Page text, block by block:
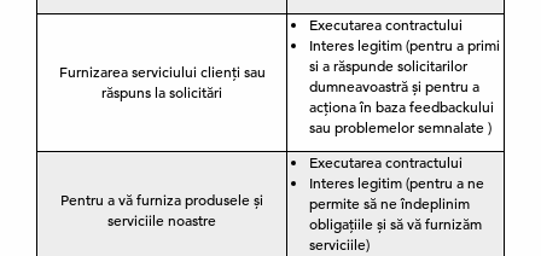
Furnizarea serviciului clienți sau
răspuns la solicitări
Executarea contractului
Interes legitim (pentru a primi
si a răspunde solicitarilor
dumneavoastră și pentru a
acționa în baza feedbackului
sau problemelor semnalate )
Pentru a vă furniza produsele și
serviciile noastre
Executarea contractului
Interes legitim (pentru a ne
permite să ne îndeplinim
obligațiile și să vă furnizăm
serviciile)